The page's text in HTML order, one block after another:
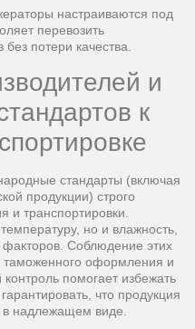
настраиваются под
перевозить
потери качества.
и
к
стандарты (включая
продукции) строго
и транспортировки.
но и влажность,
Соблюдение этих
таможенного оформления и
помогает избежать
что продукция
в надлежащем виде.